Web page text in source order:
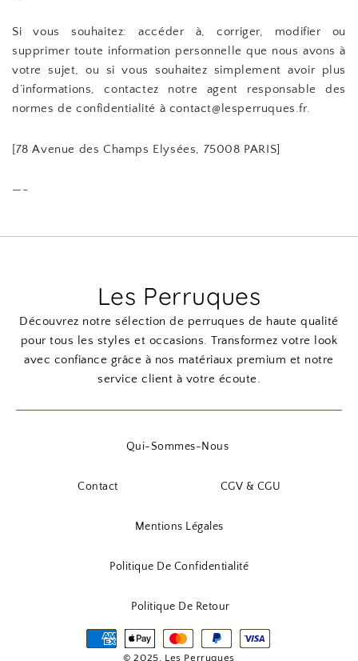
Si vous souhaitez: accéder à, corriger, modifier ou
supprimer toute information personnelle que nous avons à
votre sujet, ou si vous souhaitez simplement avoir plus
d’informations, contactez notre agent responsable des
normes de confidentialité à contact@lesperruques.fr.
[78 Avenue des Champs Elysées, 75008 PARIS]
—-
Les Perruques
Découvrez notre sélection de perruques de haute qualité
pour tous les styles et occasions. Transformez votre look
avec confiance grâce à nos matériaux premium et notre
service client à votre écoute.
Qui-Sommes-Nous
Contact CGV & CGU
Mentions Légales
Politique De Confidentialité
Politique De Retour
© 2025, Les Perruques